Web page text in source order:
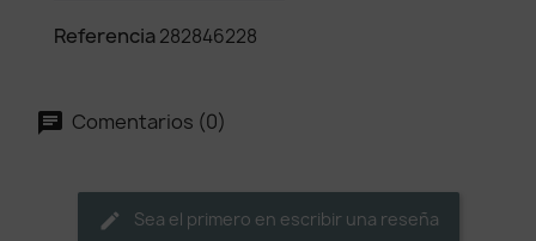
Referencia282846228
Comentarios (0)
Sea el primero en escribir una reseña